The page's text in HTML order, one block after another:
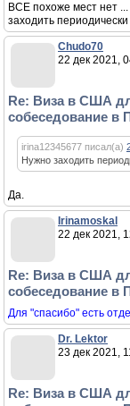
ВСЕ похоже мест нет
заходить
Chudo70
22 дек 2021,
Re: Виза в США
собеседование в
irina12345677 писал(а)
Нужно заходить
Да.
Irinamoskal
22 дек 2021,
Re: Виза в США
собеседование в
Для "спасибо" есть
Dr. Lektor
23 дек 2021,
Re: Виза в США